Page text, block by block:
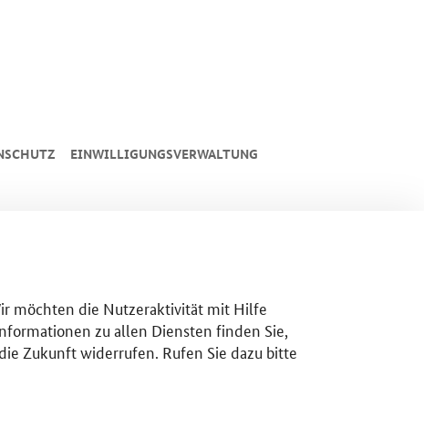
EINWILLIGUNGSVERWALTUNG
möchten die Nutzeraktivität mit Hilfe
zu allen Diensten finden Sie,
Zukunft widerrufen. Rufen Sie dazu bitte